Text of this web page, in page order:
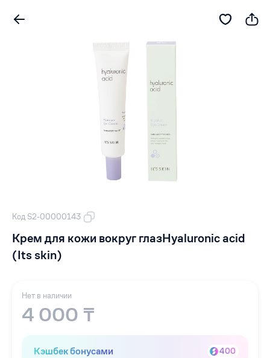
Код S2-00000143
Крем для кожи вокруг глазHyaluronic acid
(Its skin)
Нет в наличии
4 000 ₸
Кэшбек бонусами 400